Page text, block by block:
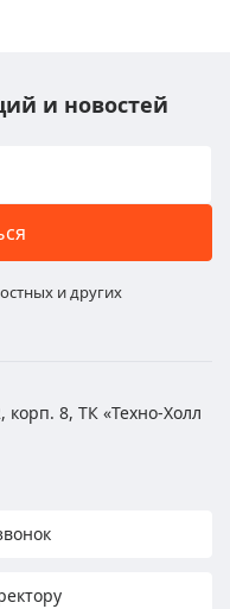
и новостей
и других
корп. 8, ТК «Техно-Холл